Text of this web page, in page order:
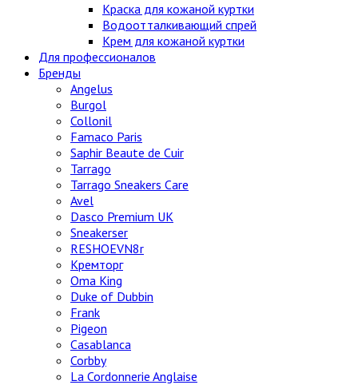
Краска для кожаной куртки
Водоотталкивающий спрей
Крем для кожаной куртки
Для профессионалов
Бренды
Angelus
Burgol
Collonil
Famaco Paris
Saphir Beaute de Cuir
Tarrago
Tarrago Sneakers Care
Avel
Dasco Premium UK
Sneakerser
RESHOEVN8r
Кремторг
Oma King
Duke of Dubbin
Frank
Pigeon
Casablanca
Corbby
La Cordonnerie Anglaise